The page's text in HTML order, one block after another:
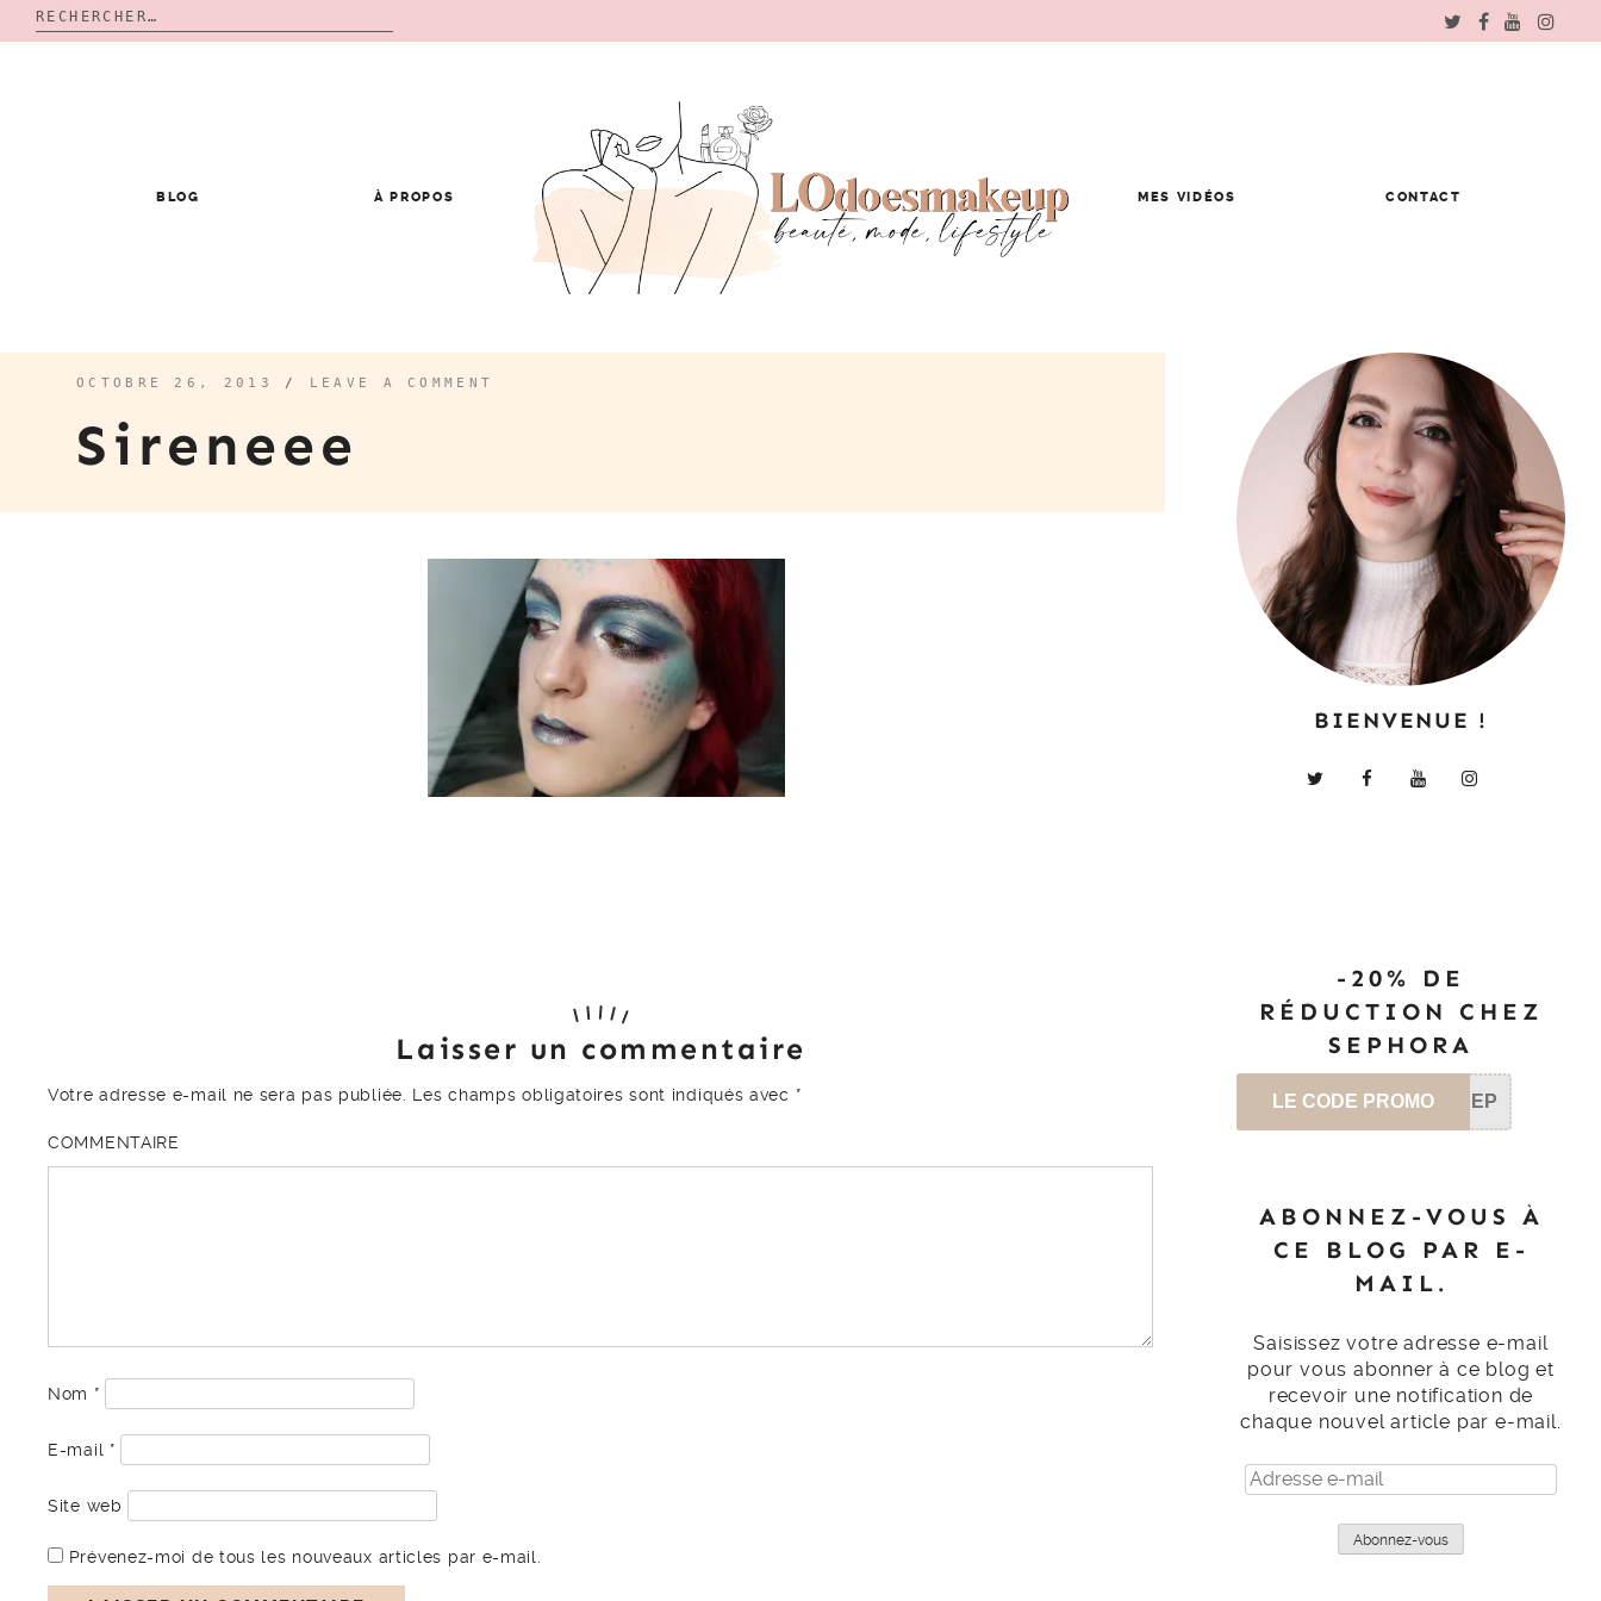
Rechercher :
BLOG À PROPOS MES VIDÉOS CONTACT
OCTOBRE 26, 2013 / LEAVE A COMMENT
Sireneee
Laisser un commentaire
Votre adresse e-mail ne sera pas publiée. Les champs obligatoires sont indiqués avec *
COMMENTAIRE
Nom *
E-mail *
Site web
Prévenez-moi de tous les nouveaux articles par e-mail.
BIENVENUE !
-20% DE
RÉDUCTION CHEZ
SEPHORA
LE CODE PROMO SEP
ABONNEZ-VOUS À
CE BLOG PAR E-
MAIL.
Saisissez votre adresse e-mail
pour vous abonner à ce blog et
recevoir une notification de
chaque nouvel article par e-mail.
Adresse
e-
Abonnez-vous